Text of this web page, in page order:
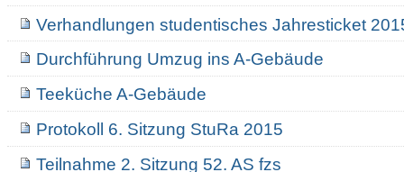
Verhandlungen studentisches Jahresticket
Durchführung Umzug ins A-Gebäude
Teeküche A-Gebäude
Protokoll 6. Sitzung StuRa 2015
Teilnahme 2. Sitzung 52. AS fzs